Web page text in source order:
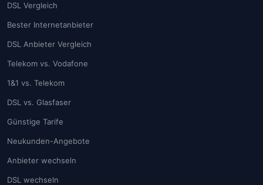
DSL Vergleich
Bester Internetanbieter
DSL Anbieter Vergleich
Telekom vs. Vodafone
1&1 vs. Telekom
DSL vs. Glasfaser
Günstige Tarife
Neukunden-Angebote
Anbieter wechseln
DSL wechseln